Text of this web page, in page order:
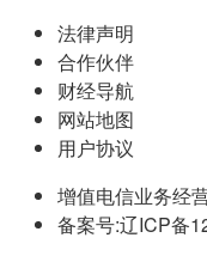
法律声明
合作伙伴
财经导航
网站地图
用户协议
增值电信业务经
备案号:辽ICP备